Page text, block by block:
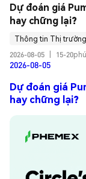
Dự đoán giá
hay chững lại?
Thông tin Thị trường
2026-08-05
15-
2026-08-05
Dự đoán giá
hay chững lại?